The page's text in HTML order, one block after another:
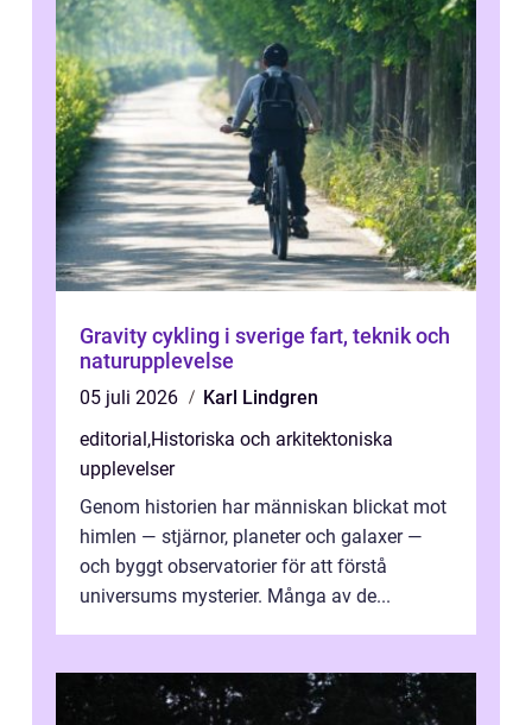
Gravity cykling i sverige fart, teknik och
naturupplevelse
05 juli 2026
Karl Lindgren
editorial,Historiska och arkitektoniska
upplevelser
Genom historien har människan blickat mot
himlen — stjärnor, planeter och galaxer —
och byggt observatorier för att förstå
universums mysterier. Många av de...